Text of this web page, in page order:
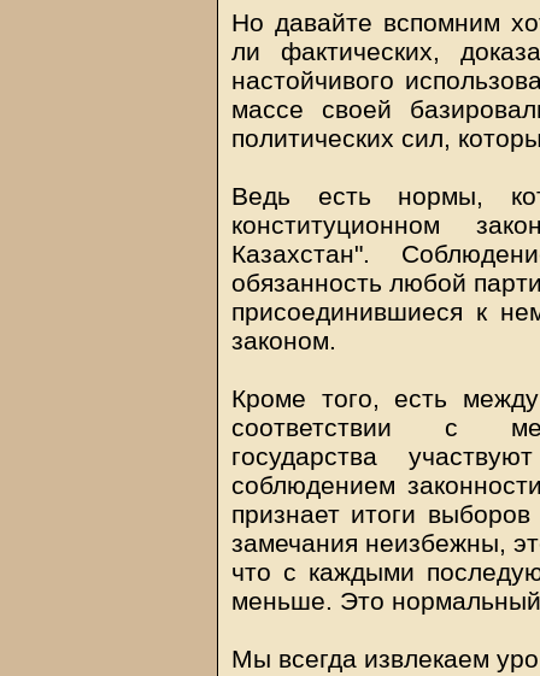
Но давайте вспомним
ли фактических,
настойчивого
массе своей
политических сил,
Ведь есть нормы,
конституционном
Казахстан".
обязанность любой
присоединившиеся к
законом.
Кроме того, есть
соответствии с
государства
соблюдением
признает итоги
замечания неизбежны,
что с каждыми
меньше. Это
Мы всегда извлекаем